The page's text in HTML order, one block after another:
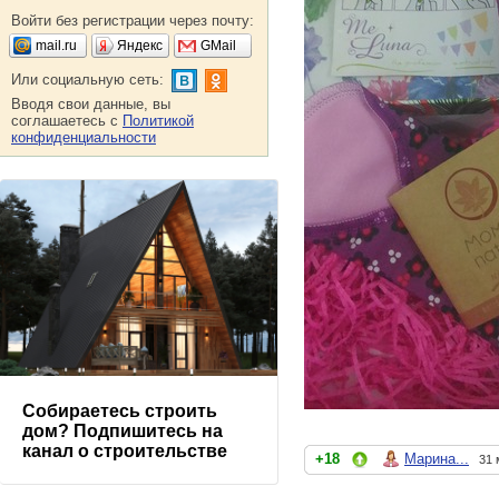
+18 Марина... 31
Войти без регистрации через почту:
mail.ru Яндекс GMail
Или социальную сеть:
Вводя свои данные, вы
соглашаетесь с Политикой
конфиденциальности
Собираетесь строить
дом? Подпишитесь на
канал о строительстве